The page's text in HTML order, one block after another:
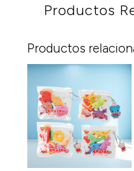
cantidad
Productos
Productos